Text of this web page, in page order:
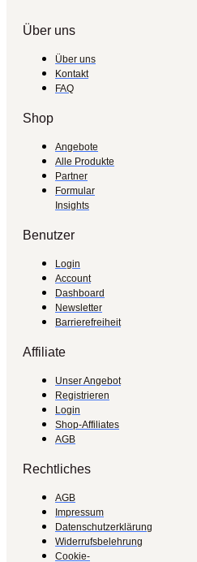
Über uns
Über uns
Kontakt
FAQ
Shop
Angebote
Alle Produkte
Partner
Formular
Insights
Benutzer
Login
Account
Dashboard
Newsletter
Barrierefreiheit
Affiliate
Unser Angebot
Registrieren
Login
Shop-Affiliates
AGB
Rechtliches
AGB
Impressum
Datenschutzerklärung
Widerrufsbelehrung
Cookie-